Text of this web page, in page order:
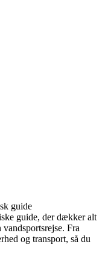
guide
guide, der dækker alt
Fra
og transport, så du